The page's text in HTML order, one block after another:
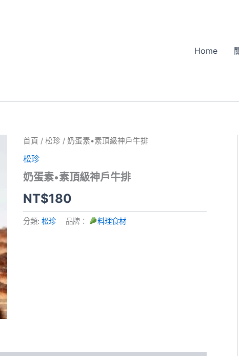
Home
首頁 / 松珍 / 奶蛋素•素頂級神戶牛排
松珍
奶蛋素•素頂級神戶牛排
NT$180
分類: 松珍 品牌： 料理食材